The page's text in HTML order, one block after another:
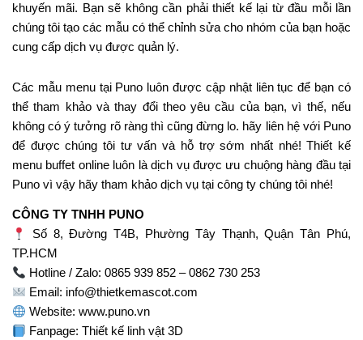
khuyến mãi. Bạn sẽ không cần phải thiết kế lại từ đầu mỗi lần
chúng tôi tạo các mẫu có thể chỉnh sửa cho nhóm của bạn hoặc
cung cấp dịch vụ được quản lý.
Các mẫu menu tại Puno luôn được cập nhật liên tục để bạn có
thể tham khảo và thay đổi theo yêu cầu của bạn, vì thế, nếu
không có ý tưởng rõ ràng thì cũng đừng lo. hãy liên hệ với Puno
để được chúng tôi tư vấn và hỗ trợ sớm nhất nhé! Thiết kế
menu buffet online luôn là dịch vụ được ưu chuộng hàng đầu tại
Puno vì vậy hãy tham khảo dịch vụ tại công ty chúng tôi nhé!
CÔNG TY TNHH PUNO
Số 8, Đường T4B, Phường Tây Thạnh, Quận Tân Phú,
TP.HCM
Hotline / Zalo: 0865 939 852 – 0862 730 253
Email: info@thietkemascot.com
Website:www.puno.vn
Fanpage:Thiết kế linh vật 3D